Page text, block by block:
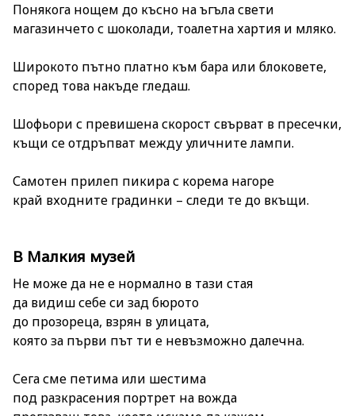
Понякога нощем до късно на ъгъла свети
магазинчето с шоколади, тоалетна хартия и мляко.
Широкото пътно платно към бара или блоковете,
според това накъде гледаш.
Шофьори с превишена скорост свърват в пресечки,
къщи се отдръпват между уличните лампи.
Самотен прилеп пикира с корема нагоре
край входните градинки – следи те до вкъщи.
В Малкия музей
Не може да не е нормално в тази стая
да видиш себе си зад бюрото
до прозореца, взрян в улицата,
която за първи път ти е невъзможно далечна.
Сега сме петима или шестима
под разкрасения портрет на вожда